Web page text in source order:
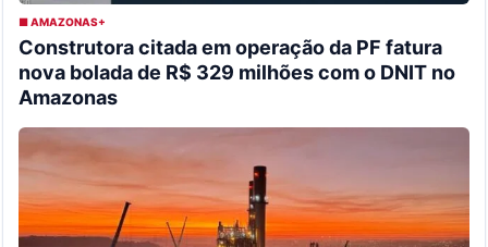
■ AMAZONAS+
Construtora citada em operação da PF fatura
nova bolada de R$ 329 milhões com o DNIT no
Amazonas